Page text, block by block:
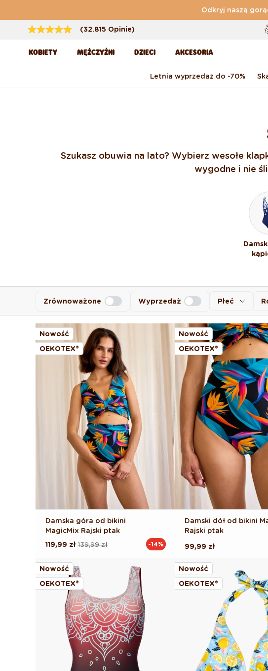
Odkryj naszą
(32.815 Opinie)
KOBIETY MĘŻCZYŹNI DZIECI AKCESORIA
Letnia wyprzedaż do -70%
Szukasz obuwia na lato? Wybierz wesołe
wygodne i nie
Płeć
Zrównoważone Wyprzedaż
Nowość
OEKOTEX®
Damska góra od bikini
MagicMix Rajski ptak
Cena
139,99 zł
Cena
119,99 zł -14%
Nowość
OEKOTEX®
Damski dół od bikini
Rajski ptak
Cena
99,99 zł
Nowość
OEKOTEX®
Nowość
OEKOTEX®